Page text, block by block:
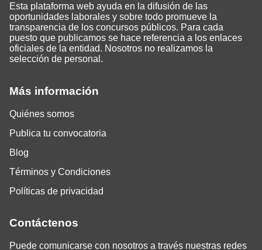
Más información
Quiénes somos
Publica tu convocatoria
Blog
Términos y Condiciones
Políticas de privacidad
Contáctenos
Puede comunicarse con nosotros a través nuestras redes
Esta plataforma web ayuda en la difusión de las
oportunidades laborales y sobre todo promueve la
transparencia de los concursos públicos. Para cada
puesto que publicamos se hace referencia a los enlaces
oficiales de la entidad. Nosotros no realizamos la
selección de personal.